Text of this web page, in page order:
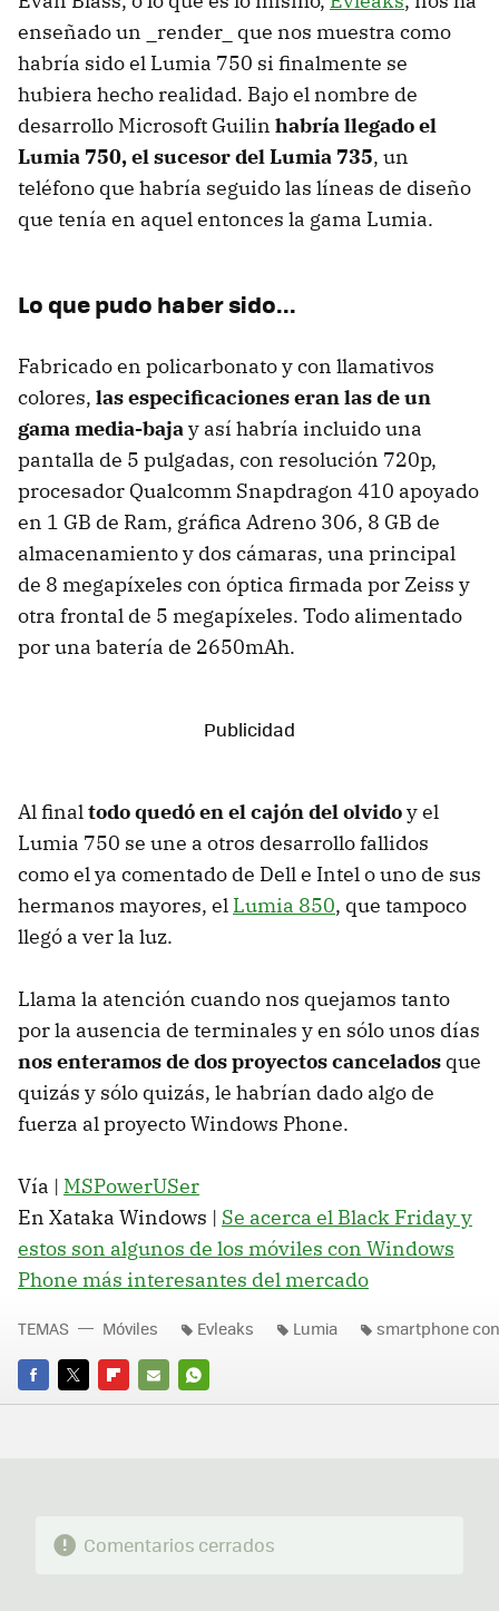
enseñado un _render_ que nos muestra como
habría sido el Lumia 750 si finalmente se
hubiera hecho realidad. Bajo el nombre de
desarrollo Microsoft Guilin habría llegado el
Lumia 750, el sucesor del Lumia 735, un
teléfono que habría seguido las líneas de diseño
que tenía en aquel entonces la gama Lumia.
Lo que pudo haber sido...
Fabricado en policarbonato y con llamativos
colores, las especificaciones eran las de un
gama media-bajay así habría incluido una
pantalla de 5 pulgadas, con resolución 720p,
procesador Qualcomm Snapdragon 410 apoyado
en 1 GB de Ram, gráfica Adreno 306, 8 GB de
almacenamiento y dos cámaras, una principal
de 8 megapíxeles con óptica firmada por Zeiss y
otra frontal de 5 megapíxeles. Todo alimentado
por una batería de 2650mAh.
Al finaltodo quedó en el cajón del olvidoy el
Lumia 750 se une a otros desarrollo fallidos
como el ya comentado de Dell e Intel o uno de sus
hermanos mayores, el Lumia 850, que tampoco
llegó a ver la luz.
Llama la atención cuando nos quejamos tanto
por la ausencia de terminales y en sólo unos días
nos enteramos de dos proyectos cancelados que
quizás y sólo quizás, le habrían dado algo de
fuerza al proyecto Windows Phone.
Vía | MSPowerUSer
En Xataka Windows | Se acerca el Black Friday y
estos son algunos de los móviles con Windows
Phone más interesantes del mercado
FACEBOOK
TWITTERFLIPBOARD
E-
WHATSAPP
TEMAS Móviles Evleaks Lumia smartphone
Comentarios cerrados